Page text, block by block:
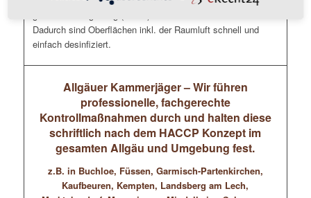
Dadurch sind Oberflächen inkl. der Raumluft schnell und
einfach desinfiziert.
Allgäuer Kammerjäger – Wir führen
professionelle, fachgerechte
Kontrollmaßnahmen durch und halten diese
schriftlich nach dem HACCP Konzept im
gesamten Allgäu und Umgebung fest.
z.B. in Buchloe, Füssen, Garmisch-Partenkirchen,
Kaufbeuren, Kempten, Landsberg am Lech,